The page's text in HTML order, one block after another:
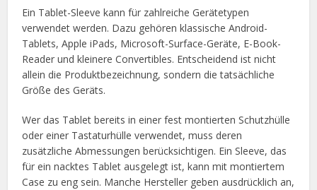
Ein Tablet-Sleeve kann für zahlreiche Gerätetypen
verwendet werden. Dazu gehören klassische Android-
Tablets, Apple iPads, Microsoft-Surface-Geräte, E-Book-
Reader und kleinere Convertibles. Entscheidend ist nicht
allein die Produktbezeichnung, sondern die tatsächliche
Größe des Geräts.
Wer das Tablet bereits in einer fest montierten Schutzhülle
oder einer Tastaturhülle verwendet, muss deren
zusätzliche Abmessungen berücksichtigen. Ein Sleeve, das
für ein nacktes Tablet ausgelegt ist, kann mit montiertem
Case zu eng sein. Manche Hersteller geben ausdrücklich an,